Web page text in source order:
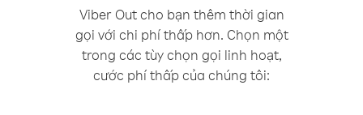
Viber Out cho bạn thêm thời gian
gọi với chi phí thấp hơn. Chọn một
trong các tùy chọn gọi linh hoạt,
cước phí thấp của chúng tôi: